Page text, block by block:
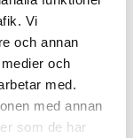
Vi
och annan
och
med.
med annan
som de har